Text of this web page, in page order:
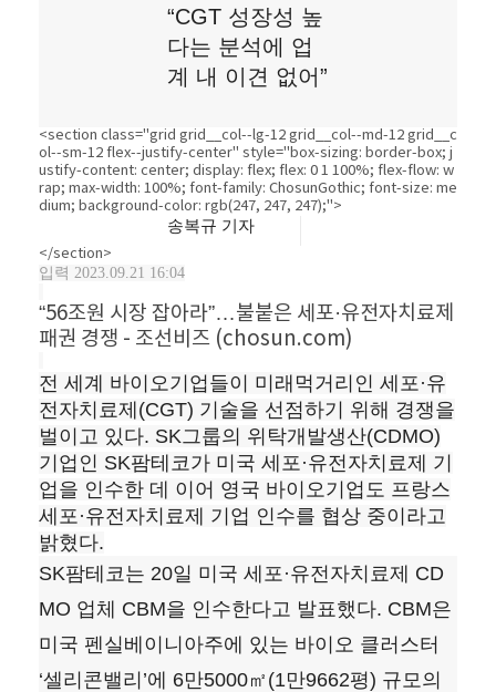
“CGT 성장성 높
다는 분석에 업
계 내 이견 없어”
<section class="grid grid__col--lg-12 grid__col--md-12 grid__c
ol--sm-12 flex--justify-center" style="box-sizing: border-box; j
ustify-content: center; display: flex; flex: 0 1 100%; flex-flow: w
rap; max-width: 100%; font-family: ChosunGothic; font-size: me
dium; background-color: rgb(247, 247, 247);">
송복규 기자
</section>
입력 2023.09.21 16:04
“56조원 시장 잡아라”…불붙은 세포·유전자치료제
패권 경쟁 - 조선비즈 (chosun.com)
전 세계 바이오기업들이 미래먹거리인 세포·유
전자치료제(CGT) 기술을 선점하기 위해 경쟁을
벌이고 있다. SK그룹의 위탁개발생산(CDMO)
기업인 SK팜테코가 미국 세포·유전자치료제 기
업을 인수한 데 이어 영국 바이오기업도 프랑스
세포·유전자치료제 기업 인수를 협상 중이라고
밝혔다.
SK팜테코는 20일 미국 세포·유전자치료제 CD
MO 업체 CBM을 인수한다고 발표했다. CBM은
미국 펜실베이니아주에 있는 바이오 클러스터
‘셀리콘밸리’에 6만5000㎡(1만9662평) 규모의